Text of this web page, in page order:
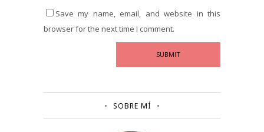
Save my name, email, and website in this
browser for the next time I comment.
SOBRE MÍ